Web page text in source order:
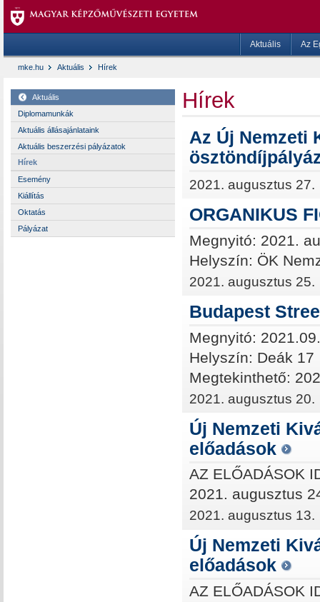
Aktuális Az
mke.hu Aktuális Hírek
Aktuális
Diplomamunkák
Aktuális állásajánlataink
Aktuális beszerzési pályázatok
Hírek
Esemény
Kiállítás
Oktatás
Pályázat
Hírek
Az Új Nemzeti
2021. augusztus 27.
ORGANIKUS
Megnyitó: 2021.
Helyszín: ÖK
2021. augusztus 25.
Budapest
Megnyitó:
Helyszín: Deák 17
Megtekinthető:
2021. augusztus 20.
Új Nemzeti
előadások
AZ ELŐADÁSOK
2021. augusztus
2021. augusztus 13.
Új Nemzeti
előadások
AZ ELŐADÁSOK